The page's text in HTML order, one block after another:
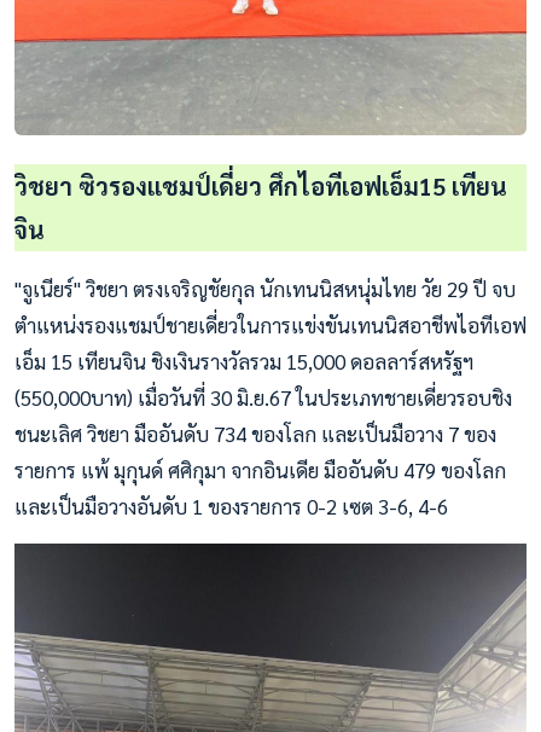
วิชยา ซิวรองแชมป์เดี่ยว ศึกไอทีเอฟเอ็ม15 เทียน
จิน
"จูเนียร์" วิชยา ตรงเจริญชัยกุล นักเทนนิสหนุ่มไทย วัย 29 ปี จบ
ตำแหน่งรองแชมป์ชายเดี่ยวในการแข่งขันเทนนิสอาชีพไอทีเอฟ
เอ็ม 15 เทียนจิน ชิงเงินรางวัลรวม 15,000 ดอลลาร์สหรัฐฯ
(550,000บาท) เมื่อวันที่ 30 มิ.ย.67 ในประเภทชายเดี่ยวรอบชิง
ชนะเลิศ วิชยา มืออันดับ 734 ของโลก และเป็นมือวาง 7 ของ
รายการ แพ้ มุกุนด์ ศศิกุมา จากอินเดีย มืออันดับ 479 ของโลก
และเป็นมือวางอันดับ 1 ของรายการ 0-2 เซต 3-6, 4-6